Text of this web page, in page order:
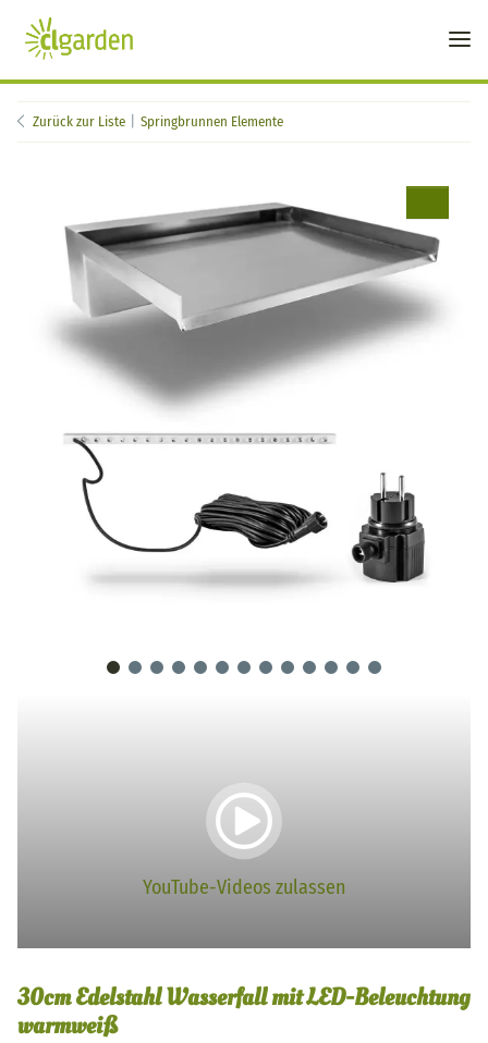
Zurück zur Liste Springbrunnen Elemente
YouTube-Videos zulassen
30cm Edelstahl Wasserfall mit LED-Beleuchtung
warmweiß